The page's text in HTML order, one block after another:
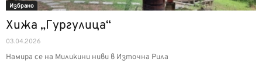
Избрано
Хижа „Гургулица“
03.04.2026
Намира се на Миликини ниви в Източна Рила